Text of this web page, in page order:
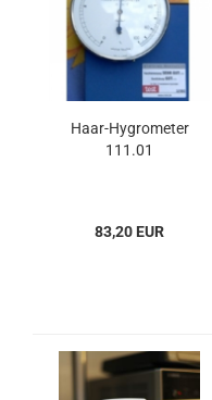
Haar-Hygrometer
111.01
83,20 EUR